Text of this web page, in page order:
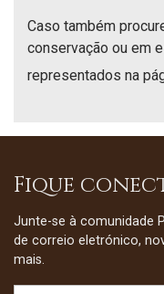
Caso também
conservação ou em
representados na
Fique
Junte-se à comunidade
de correio eletrónico,
mais.